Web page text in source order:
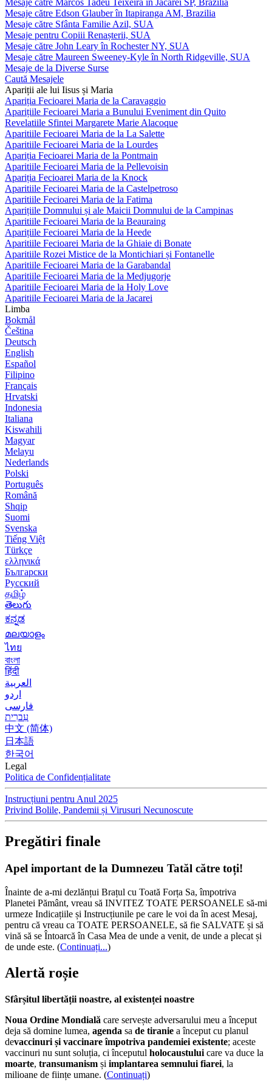
Mesaje către Edson Glauber în Itapiranga AM, Brazilia
Mesaje către Sfânta Familie Azil, SUA
Mesaje pentru Copiii Renașterii, SUA
Mesaje către John Leary în Rochester NY, SUA
Mesaje către Maureen Sweeney-Kyle în North Ridgeville, SUA
Mesaje de la Diverse Surse
Caută Mesajele
Apariții ale lui Iisus și Maria
Apariția Fecioarei Maria de la Caravaggio
Aparițiile Fecioarei Maria a Bunului Eveniment din Quito
Revelatiile Sfintei Margarete Marie Alacoque
Aparitiile Fecioarei Maria de la La Salette
Aparitiile Fecioarei Maria de la Lourdes
Apariția Fecioarei Maria de la Pontmain
Aparitiile Fecioarei Maria de la Pellevoisin
Apariția Fecioarei Maria de la Knock
Aparitiile Fecioarei Maria de la Castelpetroso
Aparitiile Fecioarei Maria de la Fatima
Aparițiile Domnului și ale Maicii Domnului de la Campinas
Aparitiile Fecioarei Maria de la Beauraing
Aparițiile Fecioarei Maria de la Heede
Aparitiile Fecioarei Maria de la Ghiaie di Bonate
Aparitiile Rozei Mistice de la Montichiari și Fontanelle
Aparitiile Fecioarei Maria de la Garabandal
Aparitiile Fecioarei Maria de la Medjugorje
Aparitiile Fecioarei Maria de la Holy Love
Aparitiile Fecioarei Maria de la Jacarei
Limba
Bokmål
Čeština
Deutsch
English
Español
Filipino
Français
Hrvatski
Indonesia
Italiana
Kiswahili
Magyar
Melayu
Nederlands
Polski
Português
Română
Shqip
Suomi
Svenska
Tiếng Việt
Türkçe
ελληνικά
Български
Русский
தமிழ்
తెలుగు
ಕನ್ನಡ
മലയാളം
ไทย
বাংলা
हिंदी
العربية
اردو
فارسی
עִברִית
中文 (简体)
日本語
한국어
Legal
Politica de Confidențialitate
Instrucțiuni pentru Anul 2025
Privind Bolile, Pandemii și Virusuri Necunoscute
Pregătiri finale
Apel important de la Dumnezeu Tatăl către toți!
Înainte de a-mi dezlănțui Brațul cu Toată Forța Sa, împotriva
Planetei Pământ, vreau să INVITEZ TOATE PERSOANELE să-mi
urmeze Indicațiile și Instrucțiunile pe care le voi da în acest Mesaj,
pentru că vreau ca TOATE PERSOANELE, să fie SALVATE și să
vină să se Întoarcă în Casa Mea de unde a venit, de unde a plecat și
de unde este. (Continuați...)
Alertă roșie
Sfârșitul libertății noastre, al existenței noastre
Noua Ordine Mondială care servește adversarului meu a început
deja să domine lumea, agenda sa de tiranie a început cu planul
devaccinuri și vaccinare împotriva pandemiei existente; aceste
vaccinuri nu sunt soluția, ci începutul holocaustului care va duce la
moarte, transumanism și implantarea semnului fiarei, la
milioane de ființe umane. (Continuați)